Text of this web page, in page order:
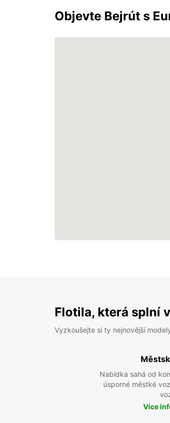
Objevte Bejrút s
Flotila, která splní
Vyzkoušejte si ty nejnovější
Nabídka sahá od
úsporné městké
Více